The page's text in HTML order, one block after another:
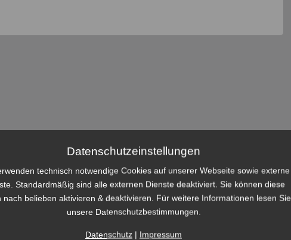
Datenschutzeinstellungen
technisch notwendige Cookies auf unserer Webseite sowie externe
Standardmäßig sind alle externen Dienste deaktiviert. Sie können diese
nach belieben aktivieren & deaktivieren. Für weitere Informationen lesen Sie
unsere Datenschutzbestimmungen.
Datenschutz | Impressum